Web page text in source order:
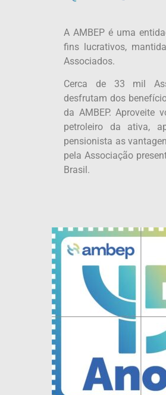
A AMBEP é uma
fins lucrativos,
Associados.
Cerca de 33 mil
desfrutam dos
da AMBEP. Aproveite
petroleiro da ativa,
pensionista as
pela Associação
Brasil.